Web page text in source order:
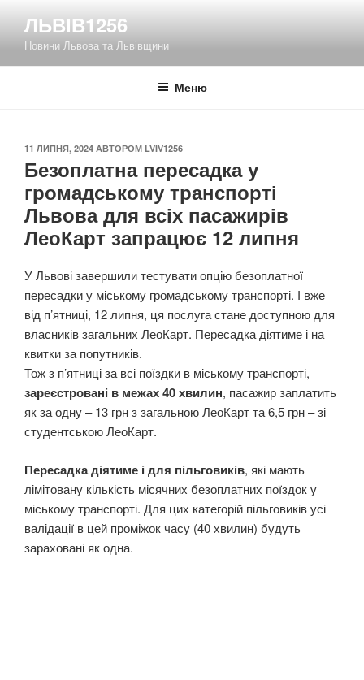
вмісту
ЛЬВІВ1256
Новини Львова та Львівщини
Меню
ОПУБЛІКОВАНО
11 ЛИПНЯ, 2024 АВТОРОМ LVIV1256
Безоплатна пересадка у
громадському транспорті
Львова для всіх пасажирів
ЛеоКарт запрацює 12 липня
У Львові завершили тестувати опцію безоплатної
пересадки у міському громадському транспорті. І вже
від п’ятниці, 12 липня, ця послуга стане доступною для
власників загальних ЛеоКарт. Пересадка діятиме і на
квитки за попутників.
Тож з п’ятниці за всі поїздки в міському транспорті,
зареєстровані в межах 40 хвилин, пасажир заплатить
як за одну – 13 грн з загальною ЛеоКарт та 6,5 грн – зі
студентською ЛеоКарт.
Пересадка діятиме і для пільговиків, які мають
лімітовану кількість місячних безоплатних поїздок у
міському транспорті. Для цих категорій пільговиків усі
валідації в цей проміжок часу (40 хвилин) будуть
зараховані як одна.